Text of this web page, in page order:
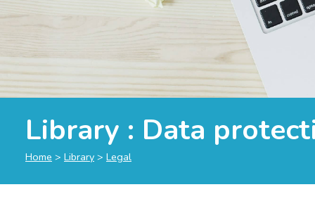
Library : Data
Home > Library > Legal